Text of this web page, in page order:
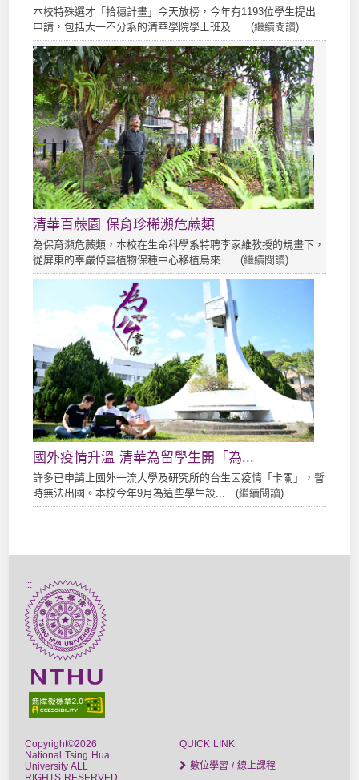
本校特殊選才「拾穗計畫」今天放榜，今年有1193位學生提出
申請，包括大一不分系的清華學院學士班及... (繼續閱讀)
清華百蕨園 保育珍稀瀕危蕨類
為保育瀕危蕨類，本校在生命科學系特聘李家維教授的規畫下，
從屏東的辜嚴倬雲植物保種中心移植烏來... (繼續閱讀)
國外疫情升溫 清華為留學生開「為...
許多已申請上國外一流大學及研究所的台生因疫情「卡關」，暫
時無法出國。本校今年9月為這些學生設... (繼續閱讀)
:::
Copyright©2026
National Tsing Hua
University ALL
QUICK LINK
數位學習 / 線上課程